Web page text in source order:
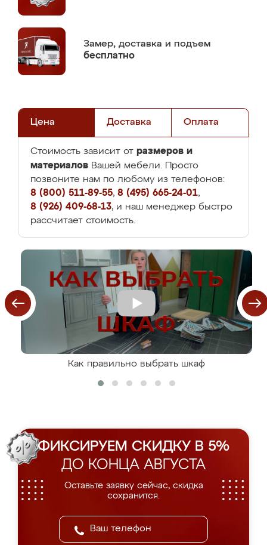
Замер, доставка и подъем
бесплатно
Цена Доставка Оплата
Стоимость зависит от размеров и
материалов Вашей мебели. Просто
позвоните нам по любому из телефонов:
8 (800) 511-89-55, 8 (495) 665-24-01,
8 (926) 409-68-13, и наш менеджер быстро
рассчитает стоимость.
Как правильно выбрать шкаф
ФИКСИРУЕМ СКИДКУ В 5%
ДО КОНЦА АВГУСТА
Оставьте заявку сейчас, скидка
сохранится.